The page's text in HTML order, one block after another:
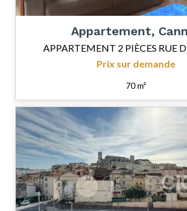
Appartement,
APPARTEMENT 2 PIÈCES RUE
Prix sur demande
70 m²